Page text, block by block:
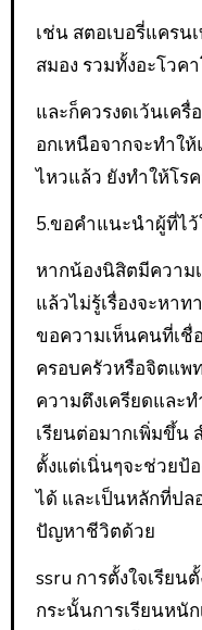
เช่น สตอเบอรี่แครน
สมอง รวมทั้งอะโวค
และก็ควรงดเว้นเค
อกเหนือจากจะทำใ
ไหวแล้ว ยังทำให้โร
5.ขอคำแนะนำผู้ที่ไว้
หากน้องนิสิตมีความ
แล้วไม่รู้เรื่องจะหา
ขอความเห็นคนที่เชื่
ครอบครัวหรือจิตแพ
ความตึงเครียดและ
เรียนต่อมากเพิ่มขึ้น
ตั้งแต่เนิ่นๆจะช่วยป้
ได้ และเป็นหลักที่ปล
ปัญหาชีวิตด้วย
ssru การตั้งใจเรีย
กระนั้นการเรียนหนั